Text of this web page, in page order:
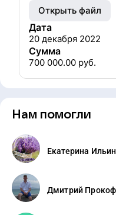
Открыть файл
Дата
20 декабря 2022
Сумма
700 000.00 руб.
Нам помогли
Екатерина
Дмитрий